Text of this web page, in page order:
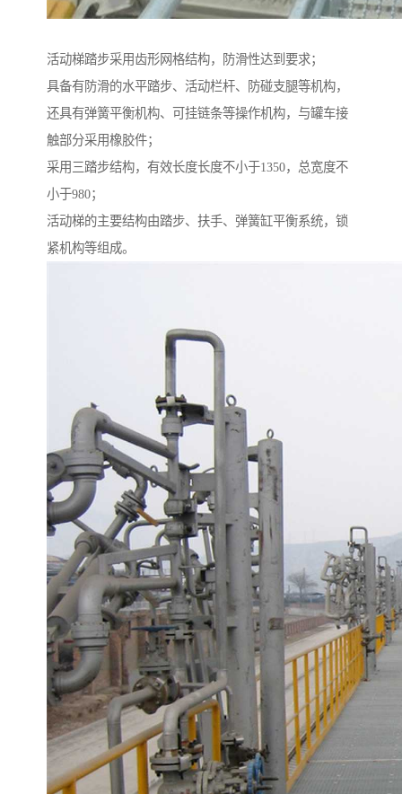
活动梯踏步采用齿形网格结构，防滑性达到要求；
具备有防滑的水平踏步、活动栏杆、防碰支腿等机构，
还具有弹簧平衡机构、可挂链条等操作机构，与罐车接
触部分采用橡胶件；
采用三踏步结构，有效长度长度不小于1350，总宽度不
小于980；
活动梯的主要结构由踏步、扶手、弹簧缸平衡系统，锁
紧机构等组成。